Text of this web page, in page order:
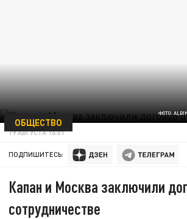
ФОТО: ALBIN
ОБЩЕСТВО
19 АВГУСТА 16:01
ПОДПИШИТЕСЬ:
Капан и Москва заключили
сотрудничестве